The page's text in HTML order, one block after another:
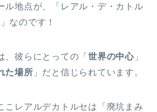
ル地点が、「レアル・デ・カトル
なのです！
、彼らにとっての「世界の中心 」
た場所 」だと信じられています。
こレアルデカトルセは「廃坑まみ